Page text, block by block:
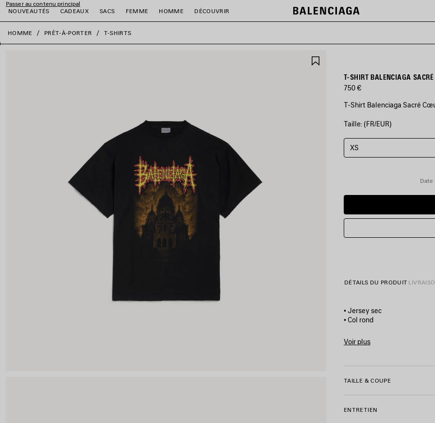
Passer au contenu principal
NOUVEAUTÉS
CADEAUX SACS FEMME HOMME DÉCOUVRIR
fermer la bannière
HOMME PRÊT-À-PORTER T-SHIRTS
FAVORIST-SHIRT BALENCIAGA
750 €
T-Shirt Balenciaga Sacré
COULEURS
NOIR
Noir
Taille: (FR/EUR)
XS
Date
DÉTAILS DU PRODUIT
• Jersey sec
• Col rond
• Balenciaga Sacré Cœur
• Fabriqué au Portugal
Voir plus
TAILLE & COUPE
ENTRETIEN